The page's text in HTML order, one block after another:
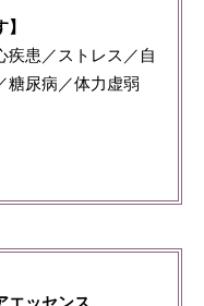
疾患／ストレス／自
糖尿病／体力虚弱